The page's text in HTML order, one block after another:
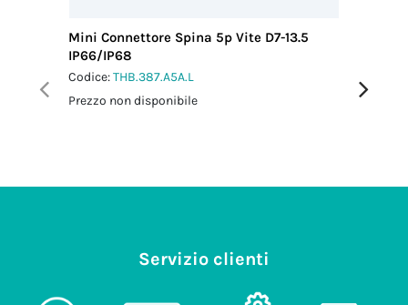
Mini Connettore Spina 5p Vite D7-13.5
IP66/IP68
Codice:THB.387.A5A.L
Prezzo non disponibile
Prezzo
Servizio clienti